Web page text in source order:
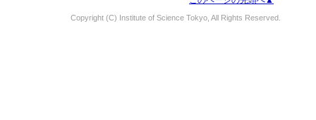
Copyright (C) Institute of Science Tokyo, All Rights Reserved.